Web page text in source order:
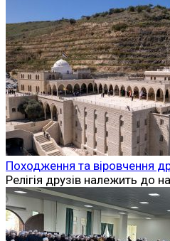
Походження та віровчення
Релігія друзів належить до